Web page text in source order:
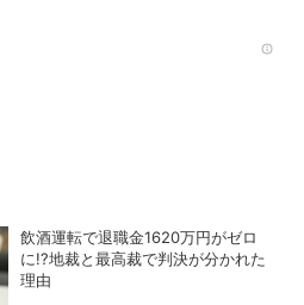
飲酒運転で退職金1620万円がゼロ
に!?地裁と最高裁で判決が分かれた
理由